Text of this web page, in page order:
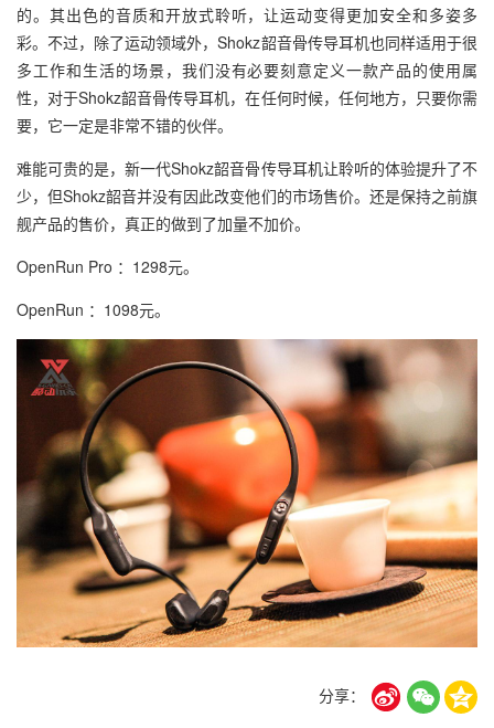
的。其出色的音质和开放式聆听，让运动变得更加安全和多姿多
彩。不过，除了运动领域外，Shokz韶音骨传导耳机也同样适用于很
多工作和生活的场景，我们没有必要刻意定义一款产品的使用属
性，对于Shokz韶音骨传导耳机，在任何时候，任何地方，只要你需
要，它一定是非常不错的伙伴。
难能可贵的是，新一代Shokz韶音骨传导耳机让聆听的体验提升了不
少，但Shokz韶音并没有因此改变他们的市场售价。还是保持之前旗
舰产品的售价，真正的做到了加量不加价。
OpenRun Pro ：1298元。
OpenRun ：1098元。
分享：